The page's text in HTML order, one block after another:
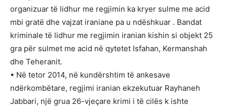
organizuar të lidhur me regjimin ka kryer sulme me acid
mbi gratë dhe vajzat iraniane pa u ndëshkuar . Bandat
kriminale të lidhur me regjimin iranian kishin si objekt 25
gra për sulmet me acid në qytetet Isfahan, Kermanshah
dhe Teheranit.
• Në tetor 2014, në kundërshtim të ankesave
ndërkombëtare, regjimi iranian ekzekutuar Rayhaneh
Jabbari, një grua 26-vjeçare krimi i të cilës k ishte